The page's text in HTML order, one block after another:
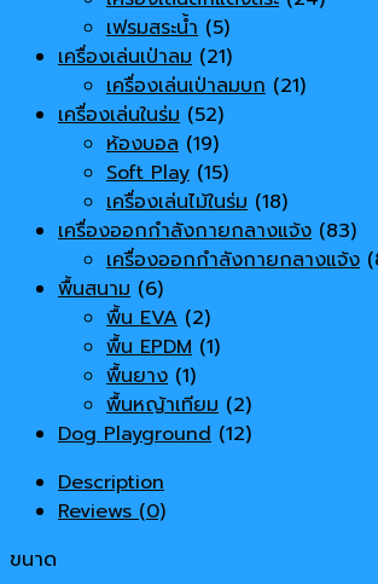
เฟรมสระน้ำ (5)
เครื่องเล่นเป่าลม (21)
เครื่องเล่นเป่าลมบก (21)
เครื่องเล่นในร่ม (52)
ห้องบอล (19)
Soft Play (15)
เครื่องเล่นไม้ในร่ม (18)
เครื่องออกกำลังกายกลางแจ้ง (83)
เครื่องออกกำลังกายกลางแจ้ง
พื้นสนาม (6)
พื้น EVA (2)
พื้น EPDM (1)
พื้นยาง (1)
พื้นหญ้าเทียม (2)
Dog Playground (12)
Description
Reviews (0)
ขนาด